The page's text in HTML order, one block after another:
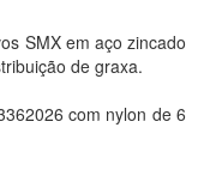
SMX em aço zincado
de graxa.
com nylon de 6